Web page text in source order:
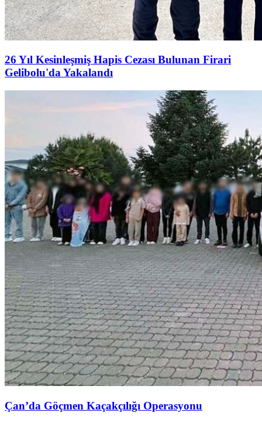
26 Yıl Kesinleşmiş Hapis Cezası Bulunan Firari
Gelibolu'da Yakalandı
Çan’da Göçmen Kaçakçılığı Operasyonu